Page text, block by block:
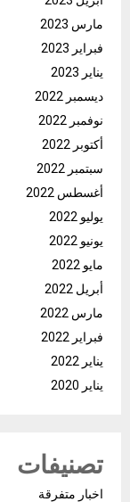
مارس 2023
فبراير 2023
يناير 2023
ديسمبر 2022
نوفمبر 2022
أكتوبر 2022
سبتمبر 2022
أغسطس 2022
يوليو 2022
يونيو 2022
مايو 2022
أبريل 2022
مارس 2022
فبراير 2022
يناير 2022
يناير 2020
تصنيفات
اخبار متفرقة